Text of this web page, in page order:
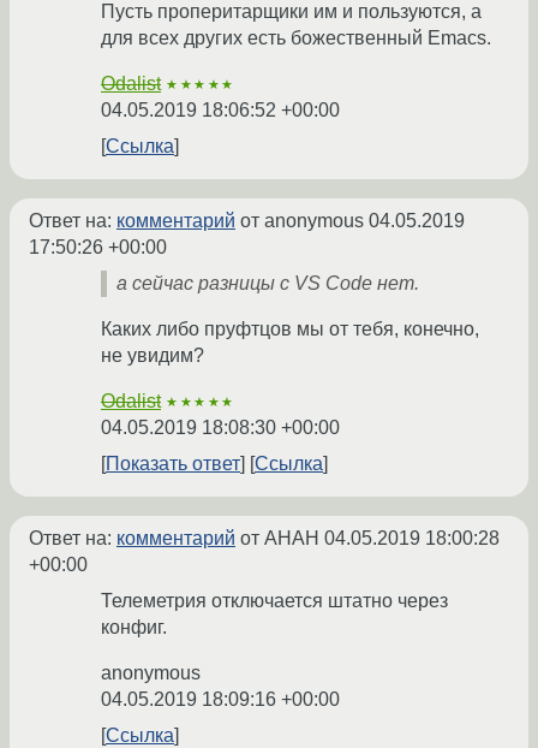
Пусть проперитарщики им и пользуются, а
для всех других есть божественный Emacs.
Odalist ★★★★★
04.05.2019 18:06:52 +00:00
Ссылка
Ответ на: комментарий от anonymous 04.05.2019
17:50:26 +00:00
а сейчас разницы с VS Code нет.
Каких либо пруфтцов мы от тебя, конечно,
не увидим?
Odalist ★★★★★
04.05.2019 18:08:30 +00:00
Показать ответ
Ссылка
Ответ на: комментарий от AHAH 04.05.2019 18:00:28
+00:00
Телеметрия отключается штатно через
конфиг.
anonymous
04.05.2019 18:09:16 +00:00
Ссылка